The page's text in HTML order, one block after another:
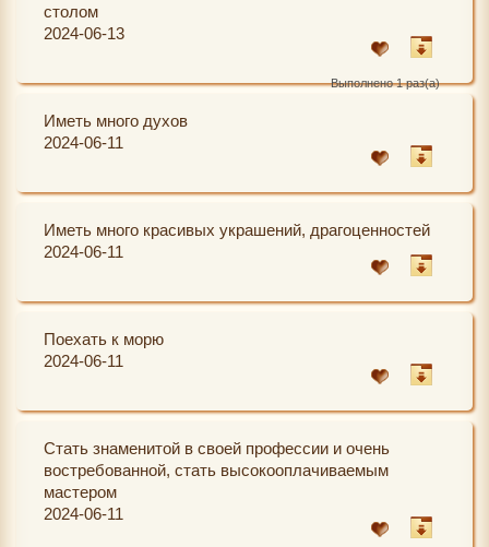
столом
2024-06-13
Выполнено 1 раз(а)
Иметь много духов
2024-06-11
Иметь много красивых украшений, драгоценностей
2024-06-11
Поехать к морю
2024-06-11
Стать знаменитой в своей профессии и очень
востребованной, стать высокооплачиваемым
мастером
2024-06-11